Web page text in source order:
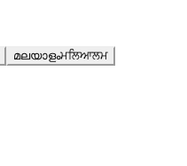
മലയാളംਮਲਿਆਲਮ